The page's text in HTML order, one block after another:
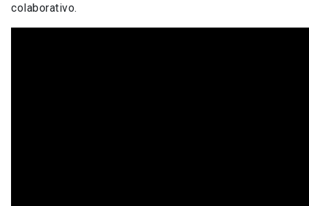
colaborativo.